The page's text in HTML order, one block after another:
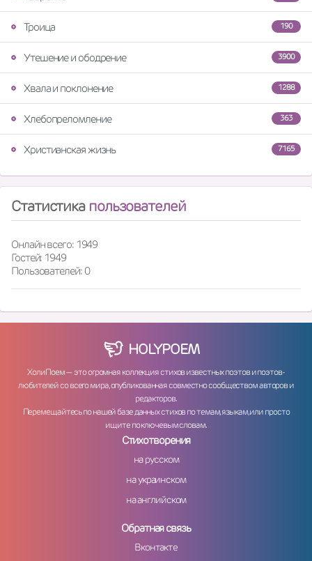
190
Троица
3900
Утешение и ободрение
1288
Хвала и поклонение
363
Хлебопреломление
7165
Христианская жизнь
Статистика пользователей
Онлайн всего: 1949
Гостей: 1949
Пользователей: 0
HOLYPOEM
ХолиПоем — это огромная коллекция стихов известных поэтов и поэтов-
любителей со всего мира, опубликованная совместно сообществом авторов и
редакторов.
Перемещайтесь по нашей базе данных стихов по темам, языкам, или просто
ищите по ключевым словам.
Стихотворения
на русском
на украинском
на английском
Обратная связь
Вконтакте